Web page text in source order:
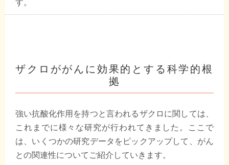
す。
ザクロががんに効果的とする科学的根
拠
強い抗酸化作用を持つと言われるザクロに関しては、
これまでに様々な研究が行われてきました。ここで
は、いくつかの研究データをピックアップして、がん
との関連性についてご紹介していきます。